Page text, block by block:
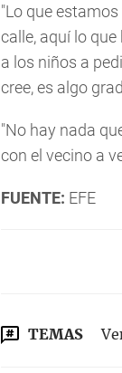
"Lo que
calle, aquí lo
a los niños a
cree, es algo
"No hay nada
con el vecino a
FUENTE: EFE
TEMAS